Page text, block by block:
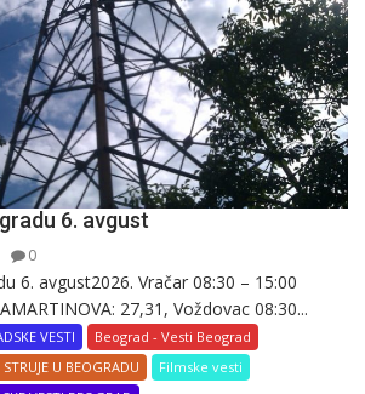
6. avgust
0
6. avgust2026. Vračar 08:30 – 15:00
27,31, Voždovac 08:30...
VESTI
Beograd - Vesti Beograd
STRUJE U BEOGRADU
Filmske vesti